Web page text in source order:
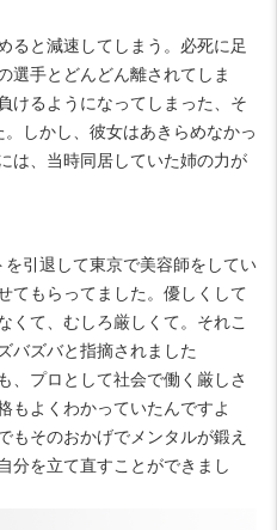
ると減速してしまう。必死に足
選手とどんどん離されてしま
けるようになってしまった、そ
しかし、彼女はあきらめなかっ
は、当時同居していた姉の力が
を引退して東京で美容師をしてい
てもらってました。優しくして
くて、むしろ厳しくて。それこ
バズバと指摘されました
、プロとして社会で働く厳しさ
もよくわかっていたんですよ
もそのおかげでメンタルが鍛え
分を立て直すことができまし